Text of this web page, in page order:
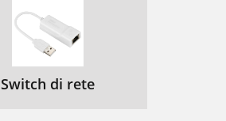
Switch di rete